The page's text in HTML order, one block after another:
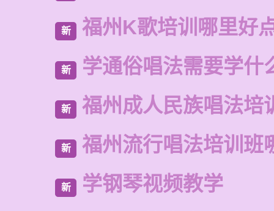
新 福州K歌培训哪里好
新 学通俗唱法需要学什
新 福州成人民族唱法培
新 福州流行唱法培训班
新 学钢琴视频教学